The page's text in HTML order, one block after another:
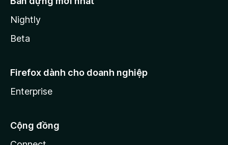
Nightly
Beta
Firefox dành cho doanh nghiệp
Enterprise
Cộng đồng